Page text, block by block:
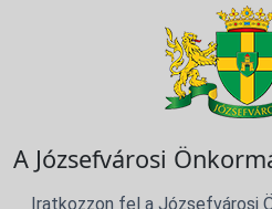
A Józsefvárosi
Iratkozzon fel a Józsefvárosi